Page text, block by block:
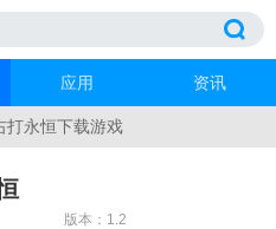
应用 资讯
打永恒下载游戏
版本：1.2